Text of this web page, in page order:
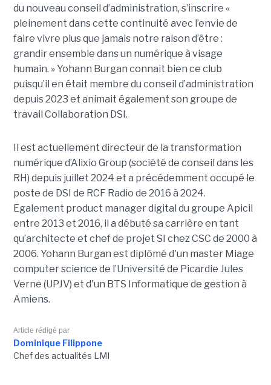
du nouveau conseil d’administration, s’inscrire «
pleinement dans cette continuité avec l’envie de
faire vivre plus que jamais notre raison d’être :
grandir ensemble dans un numérique à visage
humain. »Yohann Burgan connait bien ce club
puisqu’il en était membre du conseil d’administration
depuis 2023 et animait également son groupe de
travail Collaboration DSI.
Il est actuellement directeur de la transformation
numérique d’Alixio Group (société de conseil dans les
RH) depuis juillet 2024 et a précédemment occupé le
poste de DSI de RCF Radio de 2016 à 2024.
Egalement product manager digital du groupe Apicil
entre 2013 et 2016, il a débuté sa carrière en tant
qu’architecte et chef de projet SI chez CSC de 2000 à
2006. Yohann Burgan est diplômé d'un master Miage
computer science de l’Université de Picardie Jules
Verne (UPJV) et d'un BTS Informatique de gestion à
Amiens.
Article rédigé par
Dominique Filippone
Chef des actualités LMI